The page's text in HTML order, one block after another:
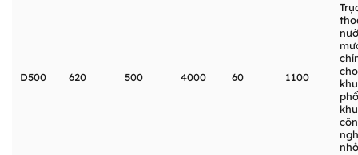
D500 620 500 4000 60 1100
cho
khu
khu
nhỏ